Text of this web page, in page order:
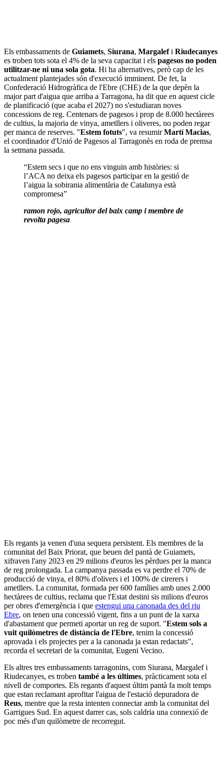
Els embassaments de Guiamets, Siurana, Margalefi Riudecanyes
es troben tots sota el 4% de la seva capacitat i els pagesos no poden
utilitzar-ne ni una sola gota. Hi ha alternatives, però cap de les
actualment plantejades són d'execució imminent. De fet, la
Confederació Hidrogràfica de l'Ebre (CHE) de la que depèn la
major part d'aigua que arriba a Tarragona, ha dit que en aquest cicle
de planificació (que acaba el 2027) no s'estudiaran noves
concessions de reg. Centenars de pagesos i prop de 8.000 hectàrees
de cultius, la majoria de vinya, ametllers i oliveres, no poden regar
per manca de reserves. "Estem fotuts", va resumirMartí Macias,
el coordinador d'Unió de Pagesos al Tarragonès en roda de premsa
la setmana passada.
“Estem secs i que no ens vinguin amb històries: si
l’ACA no deixa els pagesos participar en la gestió de
l’aigua la sobirania alimentària de Catalunya està
compromesa”
ramon rojo, agricultor del baix camp i membre de
revolta pagesa
Els regants ja venen d'una sequera persistent. Els membres de la
comunitat del Baix Priorat, que beuen del pantà de Guiamets,
xifraven l'any 2023 en 29 milions d'euros les pèrdues per la manca
de reg prolongada. La campanya passada es va perdre el 70% de
producció de vinya, el 80% d'olivers i el 100% de cirerers i
ametllers. La comunitat, formada per 600 famílies amb unes 2.000
hectàrees de cultius, reclama que l'Estat destini sis milions d'euros
per obres d'emergència i que estengui una canonada des del riu
Ebre, on tenen una concessió vigent, fins a un punt de la xarxa
d'abastament que permeti aportar un reg de suport. "Estem sols a
vuit quilòmetres de distància de l'Ebre, tenim la concessió
aprovada i els projectes per a la canonada ja estan redactats",
recorda el secretari de la comunitat, Eugeni Vecino.
Els altres tres embassaments tarragonins, com Siurana, Margalef i
Riudecanyes, es troben també a les últimes, pràcticament sota el
nivell de comportes. Els regants d'aquest últim pantà fa molt temps
que estan reclamant aprofitar l'aigua de l'estació depuradora de
Reus, mentre que la resta intenten connectar amb la comunitat del
Garrigues Sud. En aquest darrer cas, sols caldria una connexió de
poc més d'un quilòmetre de recorregut.